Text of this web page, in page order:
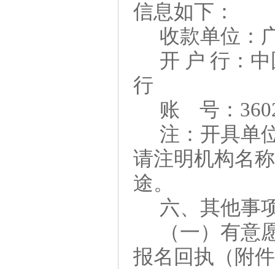
信息如下：
收款单位：
开 户 行：
行
账
号：
注：开具单
请注明机构名
途。
六、其他事
（一）有意
报名回执（附